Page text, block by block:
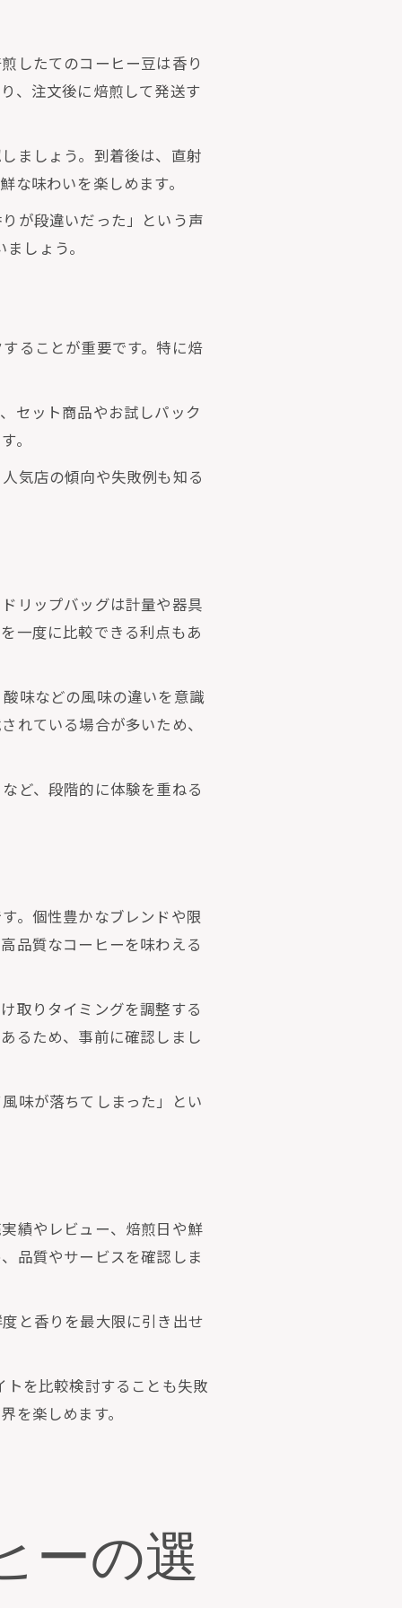
したてのコーヒー豆は香り
、注文後に焙煎して発送す
ましょう。到着後は、直射
味わいを楽しめます。
が段違いだった」という声
しょう。
ることが重要です。特に焙
セット商品やお試しパック
。
気店の傾向や失敗例も知る
リップバッグは計量や器具
一度に比較できる利点もあ
味などの風味の違いを意識
れている場合が多いため、
ど、段階的に体験を重ねる
。個性豊かなブレンドや限
品質なコーヒーを味わえる
取りタイミングを調整する
るため、事前に確認しまし
味が落ちてしまった」とい
績やレビュー、焙煎日や鮮
品質やサービスを確認しま
と香りを最大限に引き出せ
を比較検討することも失敗
を楽しめます。
ーの選